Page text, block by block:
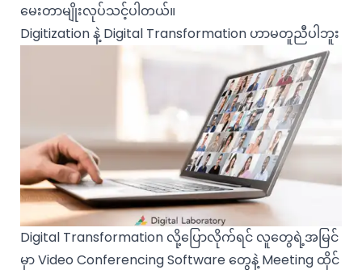
မေးတာမျိုးလုပ်သင့်ပါတယ်။
Digitization နဲ့ Digital Transformation ဟာမတူညီပါဘူး
Digital Transformation လို့ပြောလိုက်ရင် လူတွေရဲ့အမြင်
မှာ Video Conferencing Software တွေနဲ့ Meeting ထိုင်